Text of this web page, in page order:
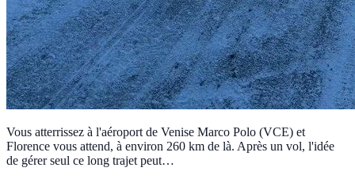
Vous atterrissez à l'aéroport de Venise Marco Polo (VCE) et
Florence vous attend, à environ 260 km de là. Après un vol, l'idée
de gérer seul ce long trajet peut…